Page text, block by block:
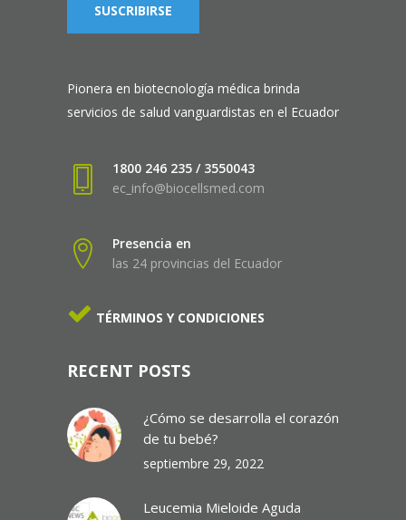
SUSCRIBIRSE
Pionera en biotecnología médica brinda
servicios de salud vanguardistas en el Ecuador
1800 246 235 / 3550043
ec_info@biocellsmed.com
Presencia en
las 24 provincias del Ecuador
TÉRMINOS Y CONDICIONES
RECENT POSTS
¿Cómo se desarrolla el corazón
de tu bebé?
septiembre 29, 2022
Leucemia Mieloide Aguda